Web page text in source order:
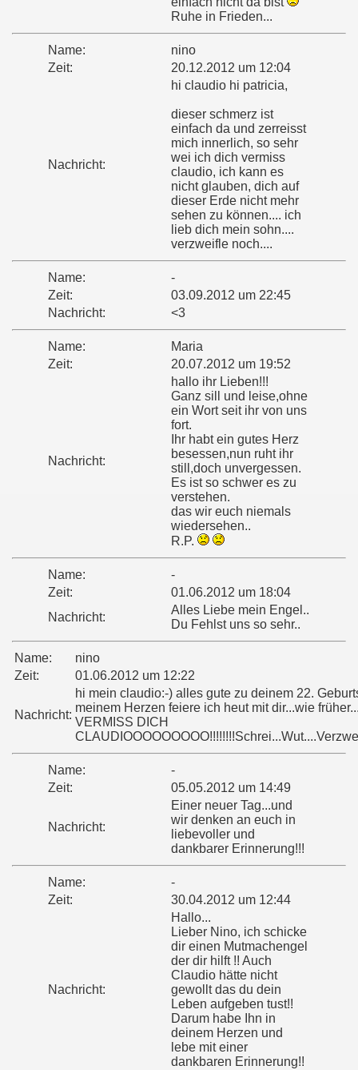
Ruhe in Frieden...
Name:
nino
Zeit:
20.12.2012 um 12:04
Nachricht:
hi claudio hi patricia,
dieser schmerz ist
einfach da und zerreisst
mich innerlich, so sehr
wei ich dich vermiss
claudio, ich kann es
nicht glauben, dich auf
dieser Erde nicht mehr
sehen zu können.... ich
lieb dich mein sohn....
verzweifle noch....
Name:
-
Zeit:
03.09.2012 um 22:45
Nachricht:
<3
Name:
Maria
Zeit:
20.07.2012 um 19:52
Nachricht:
hallo ihr Lieben!!!
Ganz sill und leise,ohne
ein Wort seit ihr von uns
fort.
Ihr habt ein gutes Herz
besessen,nun ruht ihr
still,doch unvergessen.
Es ist so schwer es zu
verstehen.
das wir euch niemals
wiedersehen..
R.P.
Name:
-
Zeit:
01.06.2012 um 18:04
Nachricht:
Alles Liebe mein Engel..
Du Fehlst uns so sehr..
Name:
nino
Zeit:
01.06.2012 um 12:22
Nachricht:
hi mein claudio:-) alles gute zu deinem 22.
meinem Herzen feiere ich heut mit dir...wie
VERMISS DICH
Name:
-
Zeit:
05.05.2012 um 14:49
Nachricht:
Einer neuer Tag...und
wir denken an euch in
liebevoller und
dankbarer Erinnerung!!!
Name:
-
Zeit:
30.04.2012 um 12:44
Nachricht:
Hallo...
Lieber Nino, ich schicke
dir einen Mutmachengel
der dir hilft !! Auch
Claudio hätte nicht
gewollt das du dein
Leben aufgeben tust!!
Darum habe Ihn in
deinem Herzen und
lebe mit einer
dankbaren Erinnerung!!